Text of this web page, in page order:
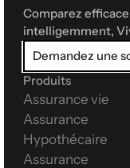
Comparez
intelligemment,
Demandez une
Produits
Assurance vie
Assurance
Hypothécaire
Assurance